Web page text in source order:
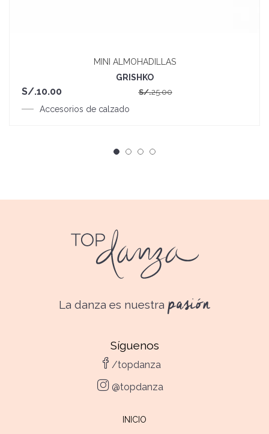
MINI ALMOHADILLAS
GRISHKO
S/.25.00El
S/.10.00
El
Accesorios de calzado
La danza es nuestra pasión
Síguenos
/topdanza
@topdanza
INICIO